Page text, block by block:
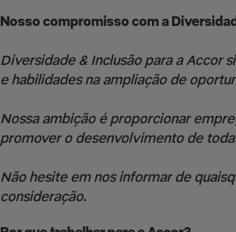
Nosso compromisso com a
Diversidade & Inclusão para a Accor
e habilidades na ampliação de
Nossa ambição é proporcionar
promover o desenvolvimento de
Não hesite em nos informar de
consideração.